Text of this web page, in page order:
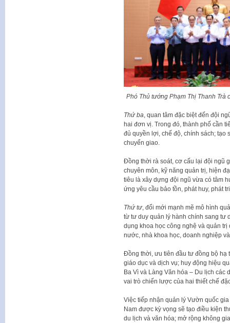
Phó Thủ tướng Phạm Thị Thanh
Thứ ba , quan tâm đặc biệt đến đội
hai đơn vị. Trong đó, thành phố cần
đủ quyền lợi, chế độ, chính sách; tạo
chuyển giao.
Đồng thời rà soát, cơ cấu lại đội ngũ
chuyên môn, kỹ năng quản trị, hiện
tiêu là xây dựng đội ngũ vừa có tâm
ứng yêu cầu bảo tồn, phát huy, phát
Thứ tư, đổi mới mạnh mẽ mô hình
từ tư duy quản lý hành chính sang tư
dụng khoa học công nghệ và quản
nước, nhà khoa học, doanh nghiệp
Đồng thời, ưu tiên đầu tư đồng bộ hạ
giáo dục và dịch vụ; huy động hiệu
Ba Vì và Làng Văn hóa – Du lịch các
vai trò chiến lược của hai thiết chế
Việc tiếp nhận quản lý Vườn quốc
Nam được kỳ vọng sẽ tạo điều kiện
du lịch và văn hóa; mở rộng không